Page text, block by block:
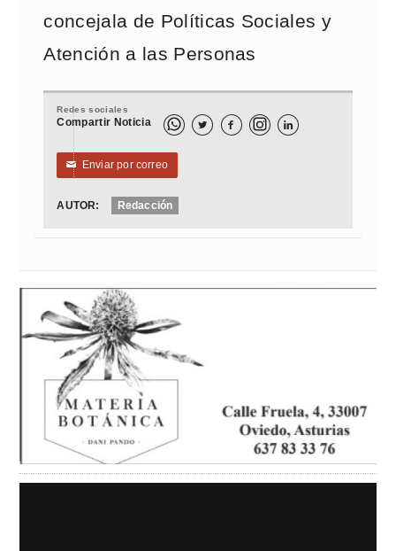
concejala de Políticas Sociales y
Atención a las Personas
Redes sociales
Compartir Noticia   
✉ Enviar por correo
AUTOR: Redacción